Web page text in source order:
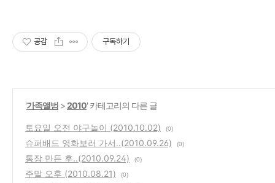
공감 구독하기
'가족앨범 >2010' 카테고리의 다른 글
토요일 오전 야구놀이 (2010.10.02) (0)
슈퍼배드 영화보러 가서..(2010.09.26) (0)
통장 만든 후..(2010.09.24) (0)
주말 오후 (2010.08.21) (0)